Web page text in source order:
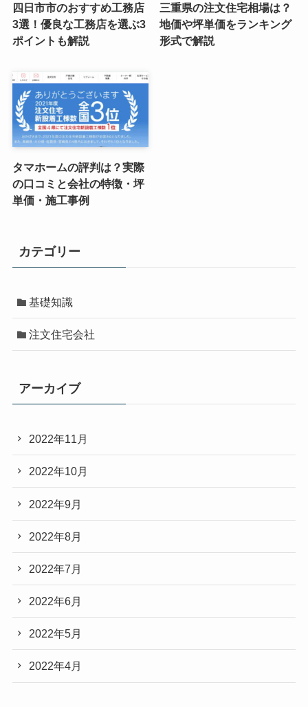
四日市市のおすすめ工務店
3選！優良な工務店を選ぶ3
ポイントも解説
三重県の注文住宅相場は？
地価や坪単価をランキング
形式で解説
タマホームの評判は？実際
の口コミと会社の特徴・坪
単価・施工事例
カテゴリー
基礎知識
注文住宅会社
アーカイブ
2022年11月
2022年10月
2022年9月
2022年8月
2022年7月
2022年6月
2022年5月
2022年4月